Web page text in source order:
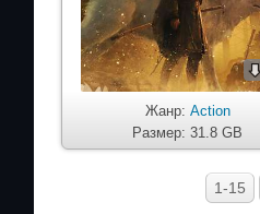
Жанр: Action
Размер: 31.8 GB
1-15